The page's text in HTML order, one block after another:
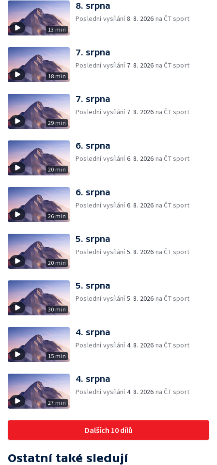
13 min
8. srpna
Poslední vysílání8. 8. 2026 na ČT sport
18 min
7. srpna
Poslední vysílání 7. 8. 2026 na ČT sport
29 min
7. srpna
Poslední vysílání 7. 8. 2026 na ČT sport
20 min
6. srpna
Poslední vysílání6. 8. 2026 na ČT sport
26 min
6. srpna
Poslední vysílání6. 8. 2026 na ČT sport
20 min
5. srpna
Poslední vysílání5. 8. 2026 na ČT sport
30 min
5. srpna
Poslední vysílání5. 8. 2026 na ČT sport
15 min
4. srpna
Poslední vysílání4. 8. 2026 na ČT sport
27 min
4. srpna
Poslední vysílání4. 8. 2026 na ČT sport
Dalších 10 dílů
Ostatní také sledují